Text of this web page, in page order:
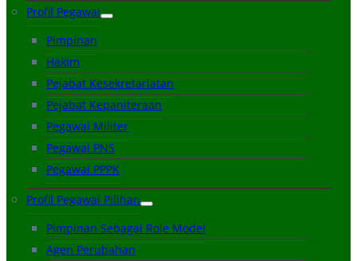
Profil Pegawai
Pimpinan
Hakim
Pejabat Kesekretariatan
Pejabat Kepaniteraan
Pegawai Militer
Pegawai PNS
Pegawai PPPK
Profil Pegawai Pilihan
Pimpinan Sebagai Role Model
Agen Perubahan